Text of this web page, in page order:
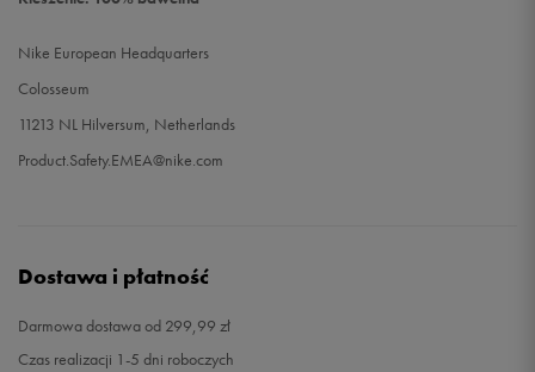
Nike European Headquarters
Colosseum
11213 NL Hilversum, Netherlands
Product.Safety.EMEA@nike.com
Dostawa i płatność
Darmowa dostawa od 299,99 zł
Czas realizacji 1-5 dni roboczych